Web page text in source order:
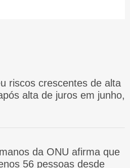
riscos crescentes de alta
alta de juros em junho,
da ONU afirma que
56 pessoas desde